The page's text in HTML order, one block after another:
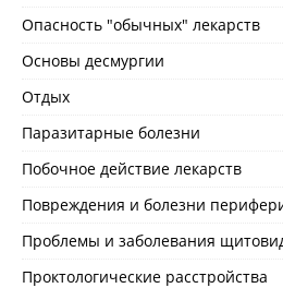
Опасность "обычных" лекарств
Основы десмургии
Отдых
Паразитарные болезни
Побочное действие лекарств
Повреждения и болезни
Проблемы и заболевания
Проктологические расстройства